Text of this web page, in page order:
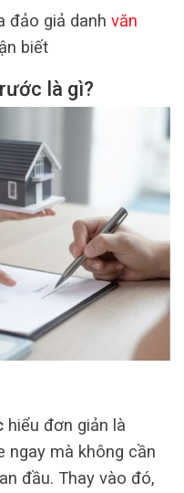
đảo giả danh văn
biết
là gì?
hiểu đơn giản là
ngay mà không cần
đầu. Thay vào đó,